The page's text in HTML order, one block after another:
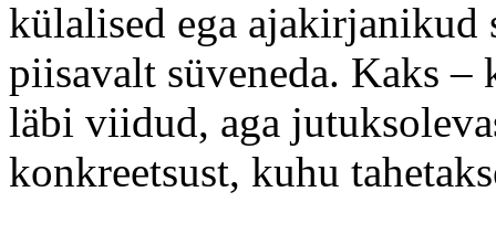
külalised ega
piisavalt süveneda. Kaks –
läbi viidud, aga
konkreetsust, kuhu